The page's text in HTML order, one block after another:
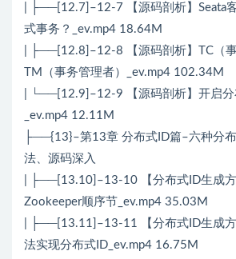
| ├──[12.7]–12-7 【源码剖析】Seata
式事务？_ev.mp4 18.64M
| ├──[12.8]–12-8 【源码剖析】TC（
TM（事务管理者）_ev.mp4 102.34M
| └──[12.9]–12-9 【源码剖析】开启
_ev.mp4 12.11M
├──{13}–第13章 分布式ID篇–六种分
法、源码深入
| ├──[13.10]–13-10 【分布式ID生成
Zookeeper顺序节_ev.mp4 35.03M
| ├──[13.11]–13-11 【分布式ID生成
法实现分布式ID_ev.mp4 16.75M